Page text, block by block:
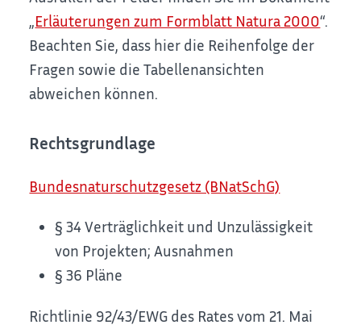
Erläuterungen zum Formblatt Natura 2000“.
Beachten Sie, dass hier die Reihenfolge der
Fragen sowie die Tabellenansichten
abweichen können.
Rechtsgrundlage
Bundesnaturschutzgesetz (BNatSchG)
§ 34 Verträglichkeit und Unzulässigkeit
von Projekten; Ausnahmen
§ 36 Pläne
Richtlinie 92/43/EWG des Rates vom 21. Mai